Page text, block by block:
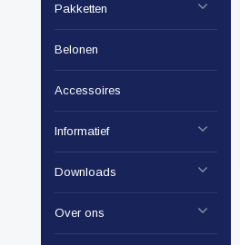
Pakketten
Belonen
Accessoires
Informatief
Downloads
Over ons